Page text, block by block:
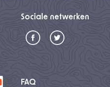
Sociale netwerken
FAQ